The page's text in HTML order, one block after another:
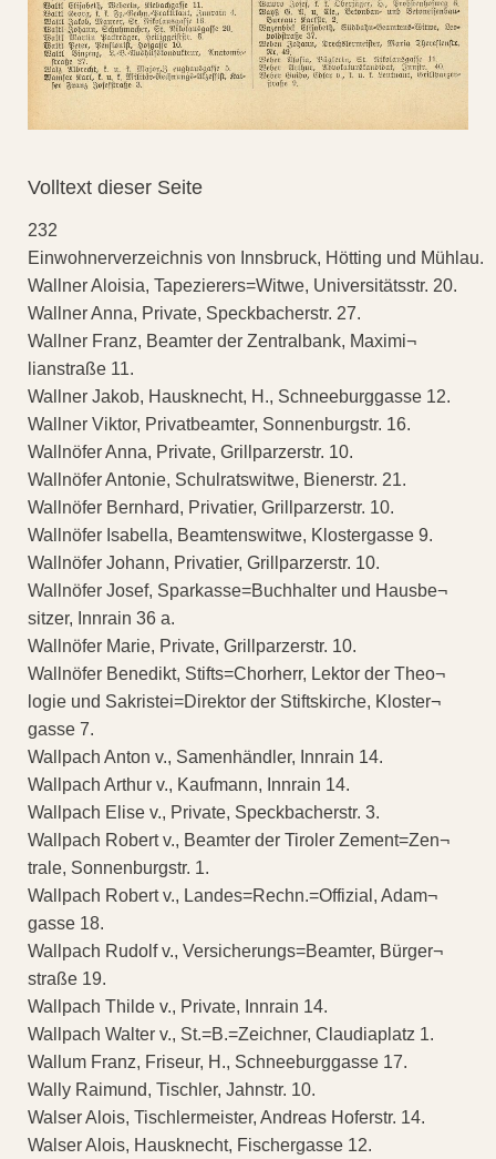
Volltext dieser Seite
232
Einwohnerverzeichnis von Innsbruck, Hötting und Mühlau.
Wallner Aloisia, Tapezierers=Witwe, Universitätsstr. 20.
Wallner Anna, Private, Speckbacherstr. 27.
Wallner Franz, Beamter der Zentralbank, Maximi¬
lianstraße 11.
Wallner Jakob, Hausknecht, H., Schneeburggasse 12.
Wallner Viktor, Privatbeamter, Sonnenburgstr. 16.
Wallnöfer Anna, Private, Grillparzerstr. 10.
Wallnöfer Antonie, Schulratswitwe, Bienerstr. 21.
Wallnöfer Bernhard, Privatier, Grillparzerstr. 10.
Wallnöfer Isabella, Beamtenswitwe, Klostergasse 9.
Wallnöfer Johann, Privatier, Grillparzerstr. 10.
Wallnöfer Josef, Sparkasse=Buchhalter und Hausbe¬
sitzer, Innrain 36 a.
Wallnöfer Marie, Private, Grillparzerstr. 10.
Wallnöfer Benedikt, Stifts=Chorherr, Lektor der Theo¬
logie und Sakristei=Direktor der Stiftskirche, Kloster¬
gasse 7.
Wallpach Anton v., Samenhändler, Innrain 14.
Wallpach Arthur v., Kaufmann, Innrain 14.
Wallpach Elise v., Private, Speckbacherstr. 3.
Wallpach Robert v., Beamter der Tiroler Zement=Zen¬
trale, Sonnenburgstr. 1.
Wallpach Robert v., Landes=Rechn.=Offizial, Adam¬
gasse 18.
Wallpach Rudolf v., Versicherungs=Beamter, Bürger¬
straße 19.
Wallpach Thilde v., Private, Innrain 14.
Wallpach Walter v., St.=B.=Zeichner, Claudiaplatz 1.
Wallum Franz, Friseur, H., Schneeburggasse 17.
Wally Raimund, Tischler, Jahnstr. 10.
Walser Alois, Tischlermeister, Andreas Hoferstr. 14.
Walser Alois, Hausknecht, Fischergasse 12.